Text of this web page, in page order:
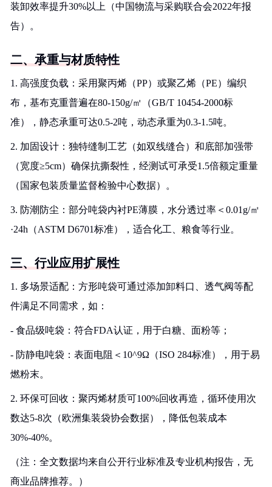
装卸效率提升30%以上（中国物流与采购联合会2022年报
告）。
二、承重与材质特性
1. 高强度负载：采用聚丙烯（PP）或聚乙烯（PE）编织
布，基布克重普遍在80-150g/㎡（GB/T 10454-2000标
准），静态承重可达0.5-2吨，动态承重为0.3-1.5吨。
2. 加固设计：独特缝制工艺（如双线缝合）和底部加强带
（宽度≥5cm）确保抗撕裂性，经测试可承受1.5倍额定重量
（国家包装质量监督检验中心数据）。
3. 防潮防尘：部分吨袋内衬PE薄膜，水分透过率＜0.01g/㎡
·24h（ASTM D6701标准），适合化工、粮食等行业。
三、行业应用扩展性
1. 多场景适配：方形吨袋可通过添加卸料口、透气阀等配
件满足不同需求，如：
- 食品级吨袋：符合FDA认证，用于白糖、面粉等；
- 防静电吨袋：表面电阻＜10^9Ω（ISO 284标准），用于易
燃粉末。
2. 环保可回收：聚丙烯材质可100%回收再造，循环使用次
数达5-8次（欧洲集装袋协会数据），降低包装成本
30%-40%。
（注：全文数据均来自公开行业标准及专业机构报告，无
商业品牌推荐。）